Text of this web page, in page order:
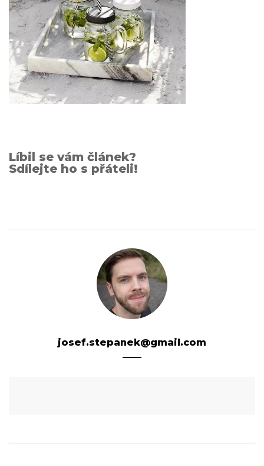
Líbil se vám článek?
Sdílejte ho s přáteli!
josef.stepanek@gmail.com